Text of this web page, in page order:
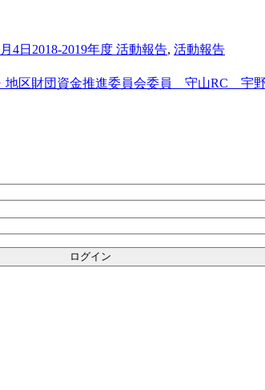
4日ゴ
ー
2018-2019年度 活動報告, 活動報告
地区財団資金推進委員会委員 守山RC 宇